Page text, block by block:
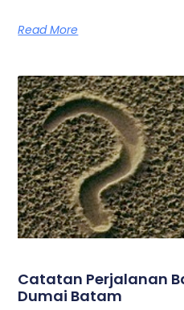
Read More
Catatan Perjalanan
Dumai Batam